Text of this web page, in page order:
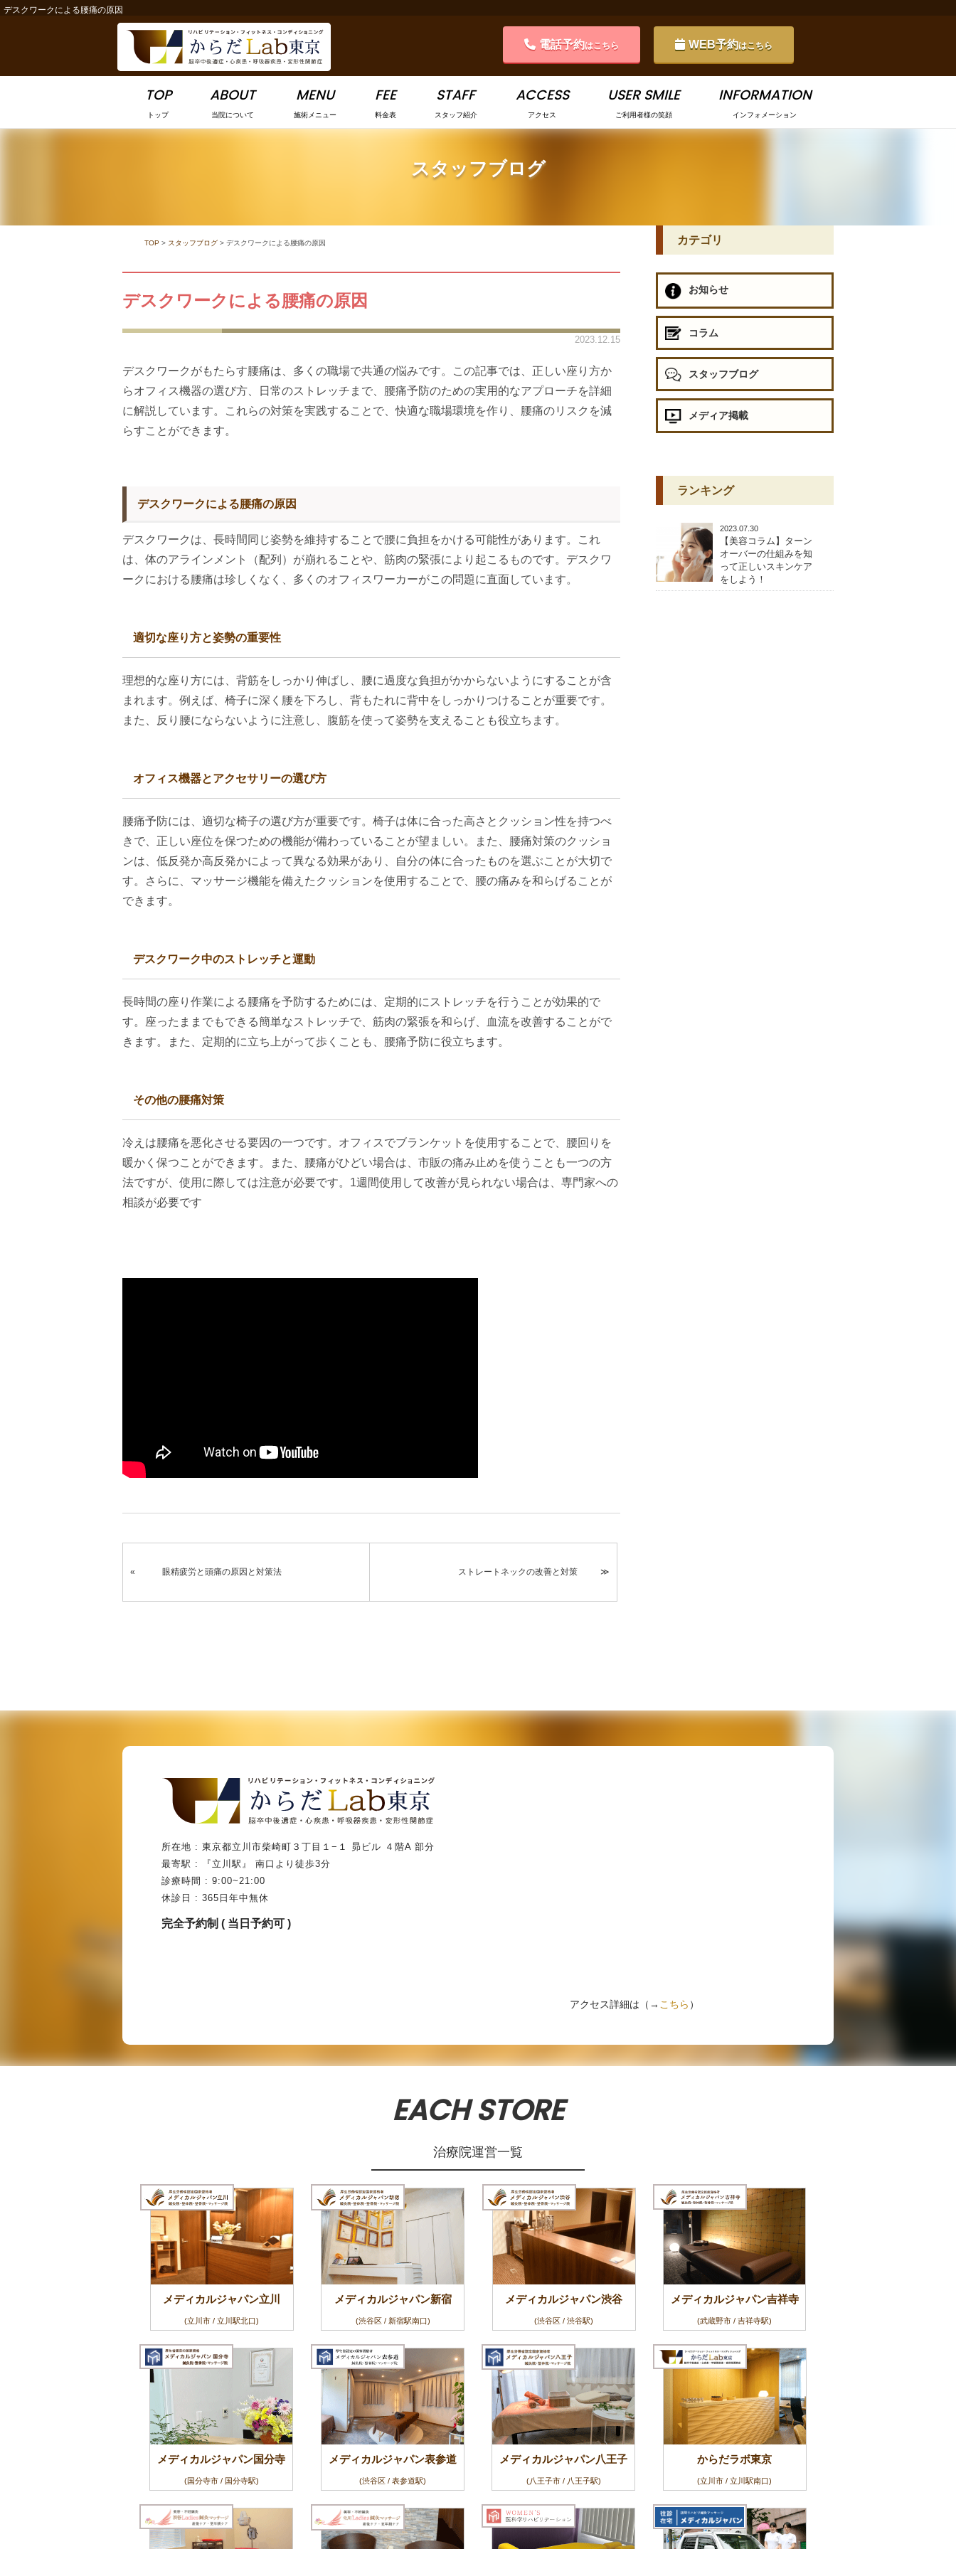
デスクワークによる腰痛の原因
電話予約はこちら WEB予約はこちら
TOP
トップ
ABOUT
当院について
MENU
施術メニュー
FEE
料金表
STAFF
スタッフ紹介
ACCESS
アクセス
USER SMILE
ご利用者様の笑顔
INFORMATION
インフォメーション
スタッフブログ
TOP > スタッフブログ > デスクワークによる腰痛の原因
デスクワークによる腰痛の原因
2023.12.15
デスクワークがもたらす腰痛は、多くの職場で共通の悩みです。この記事では、正しい座り方か
らオフィス機器の選び方、日常のストレッチまで、腰痛予防のための実用的なアプローチを詳細
に解説しています。これらの対策を実践することで、快適な職場環境を作り、腰痛のリスクを減
らすことができます。
デスクワークによる腰痛の原因
デスクワークは、長時間同じ姿勢を維持することで腰に負担をかける可能性があります。これ
は、体のアラインメント（配列）が崩れることや、筋肉の緊張により起こるものです。デスクワ
ークにおける腰痛は珍しくなく、多くのオフィスワーカーがこの問題に直面しています。
適切な座り方と姿勢の重要性
理想的な座り方には、背筋をしっかり伸ばし、腰に過度な負担がかからないようにすることが含
まれます。例えば、椅子に深く腰を下ろし、背もたれに背中をしっかりつけることが重要です。
また、反り腰にならないように注意し、腹筋を使って姿勢を支えることも役立ちます。
オフィス機器とアクセサリーの選び方
腰痛予防には、適切な椅子の選び方が重要です。椅子は体に合った高さとクッション性を持つべ
きで、正しい座位を保つための機能が備わっていることが望ましい。また、腰痛対策のクッショ
ンは、低反発か高反発かによって異なる効果があり、自分の体に合ったものを選ぶことが大切で
す。さらに、マッサージ機能を備えたクッションを使用することで、腰の痛みを和らげることが
できます。
デスクワーク中のストレッチと運動
長時間の座り作業による腰痛を予防するためには、定期的にストレッチを行うことが効果的で
す。座ったままでもできる簡単なストレッチで、筋肉の緊張を和らげ、血流を改善することがで
きます。また、定期的に立ち上がって歩くことも、腰痛予防に役立ちます。
その他の腰痛対策
冷えは腰痛を悪化させる要因の一つです。オフィスでブランケットを使用することで、腰回りを
暖かく保つことができます。また、腰痛がひどい場合は、市販の痛み止めを使うことも一つの方
法ですが、使用に際しては注意が必要です。1週間使用して改善が見られない場合は、専門家への
相談が必要です
眼精疲労と頭痛の原因と対策法 ストレートネックの改善と対策
カテゴリ
お知らせ
コラム
スタッフブログ
メディア掲載
ランキング
2023.07.30
【美容コラム】ターン
オーバーの仕組みを知
って正しいスキンケア
をしよう！
所在地 : 東京都立川市柴崎町３丁目１−１ 昴ビル ４階A 部分
最寄駅 : 『立川駅』 南口より徒歩3分
診療時間 : 9:00~21:00
休診日 : 365日年中無休
完全予約制 ( 当日予約可 )
アクセス詳細は（→ こちら ）
EACH STORE
治療院運営一覧
メディカルジャパン立川
(立川市 / 立川駅北口)
メディカルジャパン新宿
(渋谷区 / 新宿駅南口)
メディカルジャパン渋谷
(渋谷区 / 渋谷駅)
メディカルジャパン吉祥寺
(武蔵野市 / 吉祥寺駅)
メディカルジャパン国分寺
(国分寺市 / 国分寺駅)
メディカルジャパン表参道
(渋谷区 / 表参道駅)
メディカルジャパン八王子
(八王子市 / 八王子駅)
からだラボ東京
(立川市 / 立川駅南口)